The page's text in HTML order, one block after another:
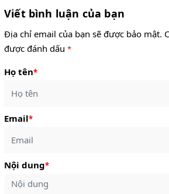
Viết bình luận của bạn
Địa chỉ email của bạn sẽ được bảo mật.
được đánh dấu *
Họ tên*
Email*
Nội dung*